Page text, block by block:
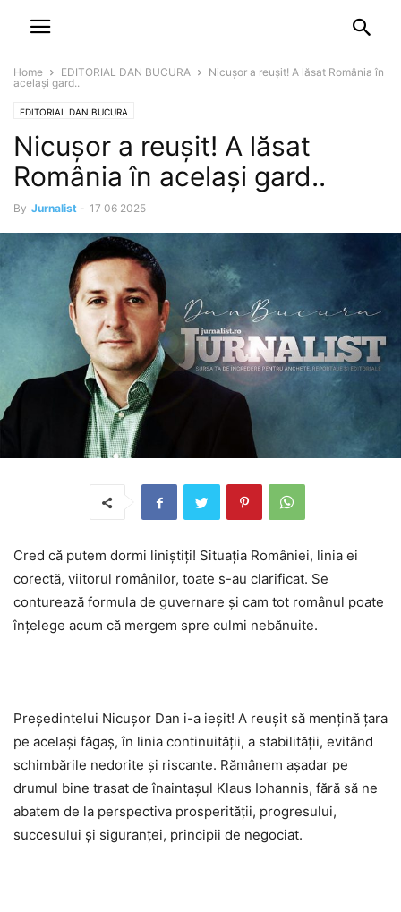
Home EDITORIAL DAN BUCURA
Nicușor a reușit! A lăsat România în
același gard..
EDITORIAL DAN BUCURA
Nicușor a reușit! A lăsat
România în același gard..
By Jurnalist - 17 06 2025
Cred că putem dormi liniștiți! Situația României, linia ei
corectă, viitorul românilor, toate s-au clarificat. Se
conturează formula de guvernare și cam tot românul poate
înțelege acum că mergem spre culmi nebănuite.
Președintelui Nicușor Dan i-a ieșit! A reușit să mențină țara
pe același făgaș, în linia continuității, a stabilității, evitând
schimbările nedorite și riscante. Rămânem așadar pe
drumul bine trasat de înaintașul Klaus Iohannis, fără să ne
abatem de la perspectiva prosperității, progresului,
succesului și siguranței, principii de negociat.